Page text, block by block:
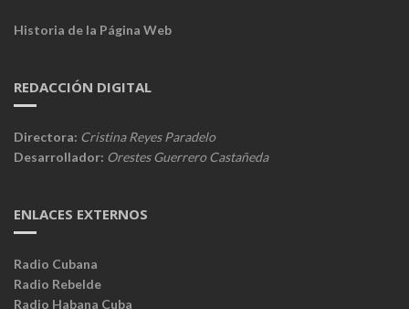
Historia de la Página Web
REDACCIÓN DIGITAL
Directora: Cristina Reyes Paradelo
Desarrollador: Orestes Guerrero Castañeda
ENLACES EXTERNOS
Radio Cubana
Radio Rebelde
Radio Habana Cuba